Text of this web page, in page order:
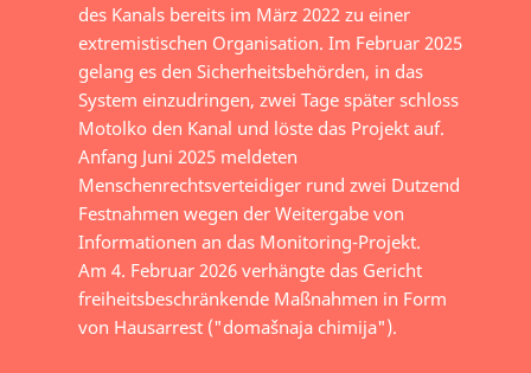
des Kanals bereits im März 2022 zu einer
extremistischen Organisation. Im Februar 2025
gelang es den Sicherheitsbehörden, in das
System einzudringen, zwei Tage später schloss
Motolko den Kanal und löste das Projekt auf.
Anfang Juni 2025 meldeten
Menschenrechtsverteidiger rund zwei Dutzend
Festnahmen wegen der Weitergabe von
Informationen an das Monitoring-Projekt.
Am 4. Februar 2026 verhängte das Gericht
freiheitsbeschränkende Maßnahmen in Form
von Hausarrest ("domašnaja chimija").